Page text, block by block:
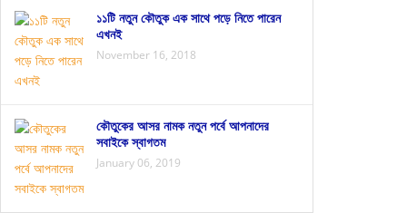
১১টি নতুন কৌতুক এক সাথে পড়ে নিতে পারেন
এখনই
November 16, 2018
কৌতুকের আসর নামক নতুন পর্বে আপনাদের
সবাইকে স্বাগতম
January 06, 2019